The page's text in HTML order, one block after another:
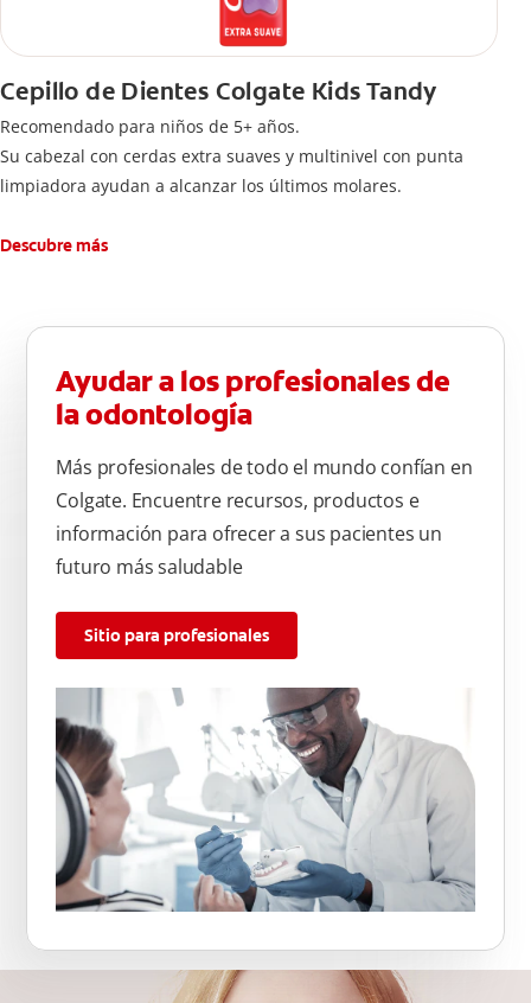
Cepillo de Dientes Colgate Kids Tandy
Recomendado para niños de 5+ años.
Su cabezal con cerdas extra suaves y multinivel con punta
limpiadora ayudan a alcanzar los últimos molares.
Descubre más
Ayudar a los profesionales de
la odontología
Más profesionales de todo el mundo confían en
Colgate. Encuentre recursos, productos e
información para ofrecer a sus pacientes un
futuro más saludable
Sitio para profesionales